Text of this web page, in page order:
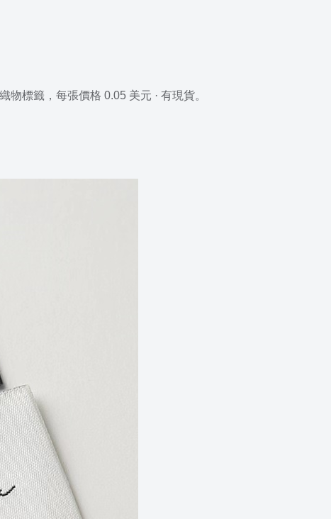
物標籤，每張價格 0.05 美元 · 有現貨。